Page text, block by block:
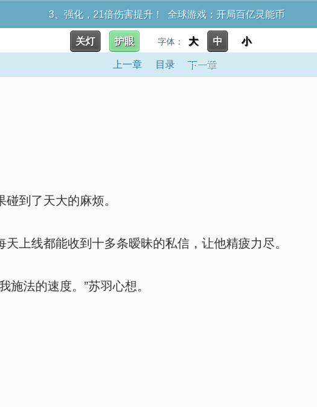
3、强化，21倍伤害提升！ 全球游戏：开局百亿灵能币
关灯 护眼 字体： 大 中 小
上一章 目录 下一章
到了天大的麻烦。
上线都能收到十多条暧昧的私信，让他精疲力尽。
法的速度。”苏羽心想。